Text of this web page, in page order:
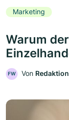
Marketing
Warum
FW Von